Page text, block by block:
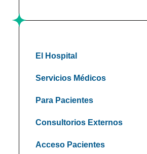
El Hospital
Servicios Médicos
Para Pacientes
Consultorios Externos
Acceso Pacientes